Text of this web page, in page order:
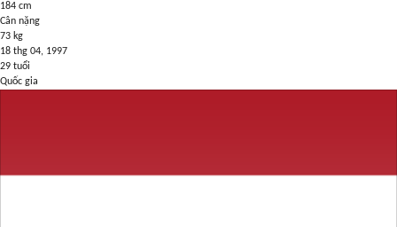
184 cm
Cân nặng
73 kg
18 thg 04, 1997
29 tuổi
Quốc gia